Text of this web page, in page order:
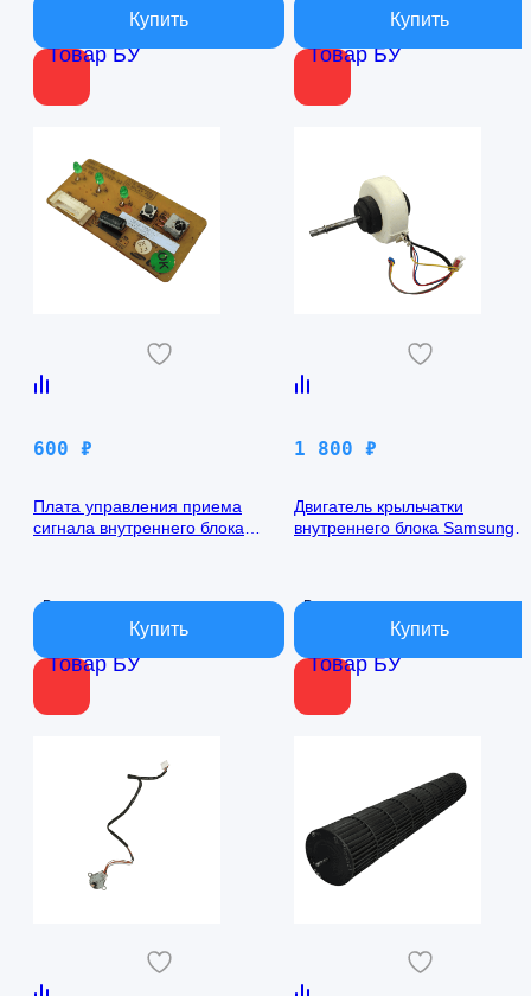
Товар БУ Товар БУ
Товар БУ
600 ₽
Плата управления приема
сигнала внутреннего блока
В наличии
Товар БУ
1 800 ₽
Двигатель крыльчатки
внутреннего блока Samsung
В наличии